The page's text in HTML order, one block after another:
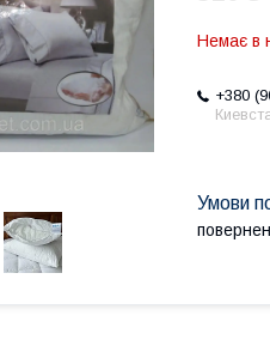
Немає в
+380